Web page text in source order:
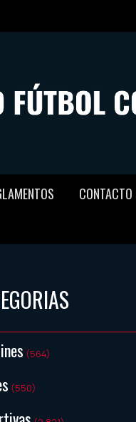
CONTACTO
(564)
(550)